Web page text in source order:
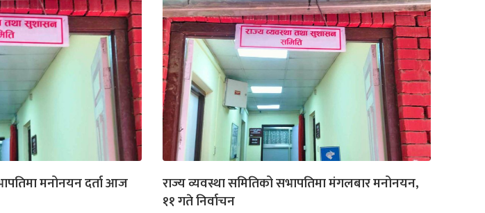
मनोनयन दर्ता आज
राज्य व्यवस्था समितिको सभापतिमा मंगलबार मनोनयन,
११ गते निर्वाचन